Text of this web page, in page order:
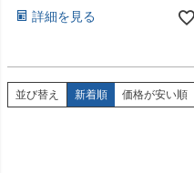
詳細を見る
並び替え 新着順 価格が安い順